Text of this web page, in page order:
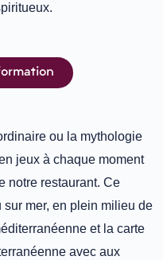
ou la mythologie
jeux à chaque moment
notre restaurant. Ce
mer, en plein milieu de
et la carte
avec aux